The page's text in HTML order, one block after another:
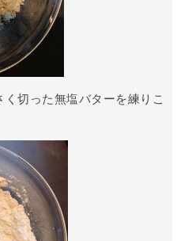
切った無塩バターを練りこ